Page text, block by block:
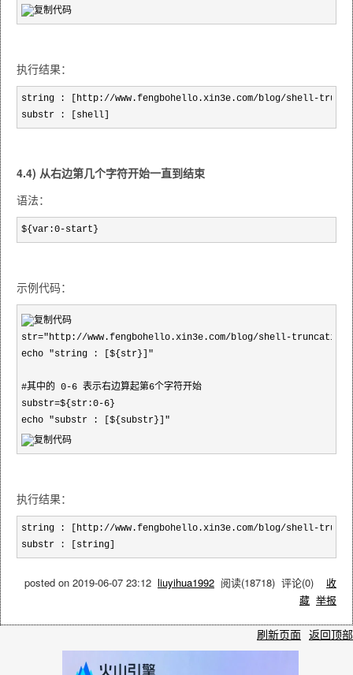
执行结果：
string : [http://www.fengbohello.xin3e.com/blog/shell-
substr : [shell]
4.4) 从右边第几个字符开始一直到结束
语法：
${var:0-start}
示例代码：
str="http://www.fengbohello.xin3e.com/blog/shell-
echo "string : [${str}]"
#其中的 0-6 表示右边算起第6个字符开始
substr=${str:0-6}
echo "substr : [${substr}]"
执行结果：
string : [http://www.fengbohello.xin3e.com/blog/shell-
substr : [string]
posted on 2019-06-07 23:12 liuyihua1992 阅读(18718) 评论(0) 收
藏 举报
刷新页面 返回顶部